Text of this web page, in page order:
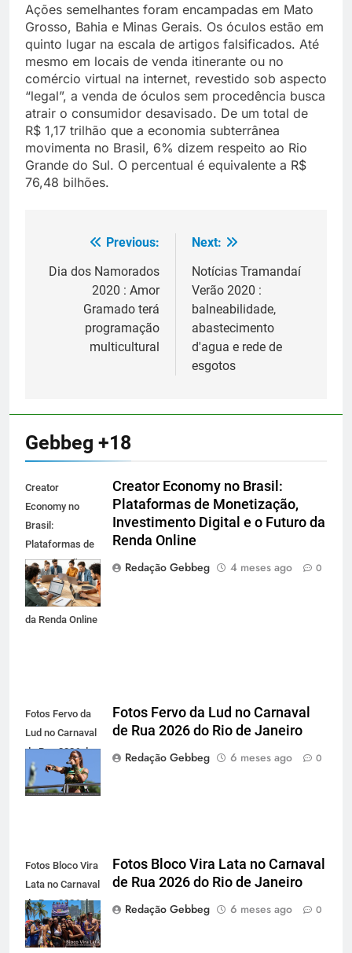
Ações semelhantes foram encampadas em Mato
Grosso, Bahia e Minas Gerais. Os óculos estão em
quinto lugar na escala de artigos falsificados. Até
mesmo em locais de venda itinerante ou no
comércio virtual na internet, revestido sob aspecto
“legal”, a venda de óculos sem procedência busca
atrair o consumidor desavisado. De um total de
R$ 1,17 trilhão que a economia subterrânea
movimenta no Brasil, 6% dizem respeito ao Rio
Grande do Sul. O percentual é equivalente a R$
76,48 bilhões.
Navegação
de
Previous:
Dia dos Namorados
2020 : Amor
Gramado terá
programação
multicultural
Next:
Notícias Tramandaí
Verão 2020 :
balneabilidade,
abastecimento
d'agua e rede de
esgotos
Gebbeg +18
Creator
Economy no
Brasil:
Plataformas de
Monetização,
Investimento
Digital e o Futuro
da Renda Online
Creator Economy no Brasil:
Plataformas de Monetização,
Investimento Digital e o Futuro da
Renda Online
Redação Gebbeg
4 meses ago 0
Fotos Fervo da
Lud no Carnaval
de Rua 2026 do
Rio de Janeiro
Fotos Fervo da Lud no Carnaval
de Rua 2026 do Rio de Janeiro
Redação Gebbeg
6 meses ago 0
Fotos Bloco Vira
Lata no Carnaval
de Rua 2026 do
Rio de Janeiro
Fotos Bloco Vira Lata no Carnaval
de Rua 2026 do Rio de Janeiro
Redação Gebbeg
6 meses ago 0